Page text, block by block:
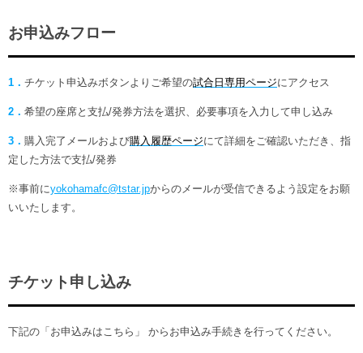
お申込みフロー
1． チケット申込みボタンよりご希望の試合日専用ページにアクセス
2． 希望の座席と支払/発券方法を選択、必要事項を入力して申し込み
3． 購入完了メールおよび購入履歴ページにて詳細をご確認いただき、指
定した方法で支払/発券
※事前にyokohamafc@tstar.jpからのメールが受信できるよう設定をお願
いいたします。
チケット申し込み
下記の「お申込みはこちら」 からお申込み手続きを行ってください。